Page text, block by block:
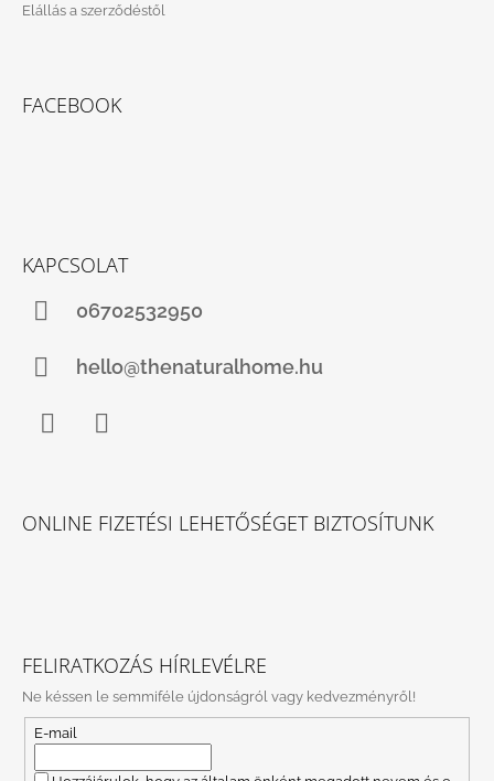
Elállás a szerződéstől
FACEBOOK
KAPCSOLAT
06702532950
hello@thenaturalhome.hu
ONLINE FIZETÉSI LEHETŐSÉGET BIZTOSÍTUNK
FELIRATKOZÁS HÍRLEVÉLRE
Ne késsen le semmiféle újdonságról vagy kedvezményről!
E-mail